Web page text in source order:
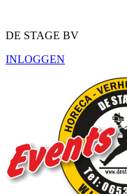
DE STAGE BV
INLOGGEN